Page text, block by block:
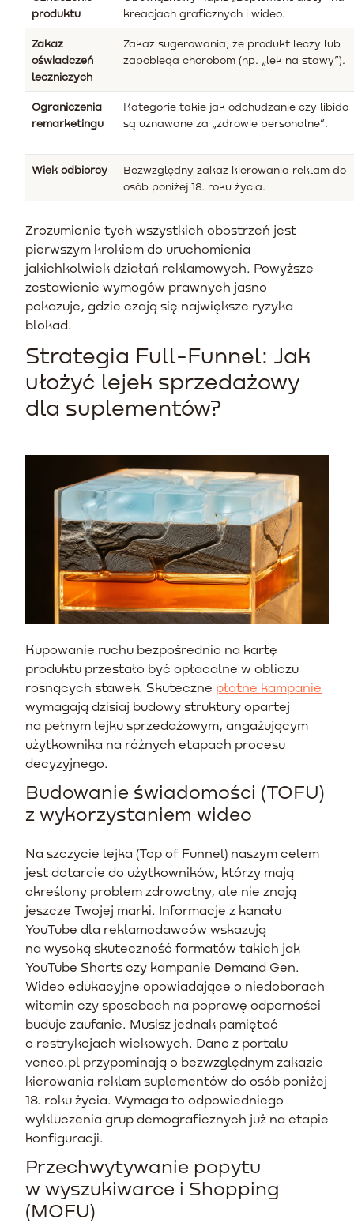
produktu
kreacjach graficznych i wideo.
Zakaz
oświadczeń
leczniczych
Zakaz sugerowania, że produkt leczy lub
zapobiega chorobom (np. „lek na stawy”).
Ograniczenia
remarketingu
Kategorie takie jak odchudzanie czy libido
są uznawane za „zdrowie personalne”.
Wiek odbiorcy
Bezwzględny zakaz kierowania reklam do
osób poniżej 18. roku życia.
Zrozumienie tych wszystkich obostrzeń jest
pierwszym krokiem do uruchomienia
jakichkolwiek działań reklamowych. Powyższe
zestawienie wymogów prawnych jasno
pokazuje, gdzie czają się największe ryzyka
blokad.
Strategia Full-Funnel: Jak
ułożyć lejek sprzedażowy
dla suplementów?
Kupowanie ruchu bezpośrednio na kartę
produktu przestało być opłacalne w obliczu
rosnących stawek. Skuteczne płatne kampanie
wymagają dzisiaj budowy struktury opartej
na pełnym lejku sprzedażowym, angażującym
użytkownika na różnych etapach procesu
decyzyjnego.
Budowanie świadomości (TOFU)
z wykorzystaniem wideo
Na szczycie lejka (Top of Funnel) naszym celem
jest dotarcie do użytkowników, którzy mają
określony problem zdrowotny, ale nie znają
jeszcze Twojej marki. Informacje z kanału
YouTube dla reklamodawców wskazują
na wysoką skuteczność formatów takich jak
YouTube Shorts czy kampanie Demand Gen.
Wideo edukacyjne opowiadające o niedoborach
witamin czy sposobach na poprawę odporności
buduje zaufanie. Musisz jednak pamiętać
o restrykcjach wiekowych. Dane z portalu
veneo.pl przypominają o bezwzględnym zakazie
kierowania reklam suplementów do osób poniżej
18. roku życia. Wymaga to odpowiedniego
wykluczenia grup demograficznych już na etapie
konfiguracji.
Przechwytywanie popytu
w wyszukiwarce i Shopping
(MOFU)